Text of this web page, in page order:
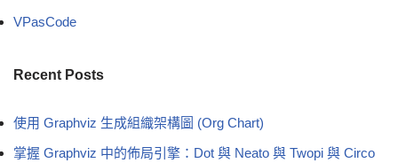
VPasCode
Recent Posts
使用 Graphviz 生成組織架構圖 (Org Chart)
掌握 Graphviz 中的佈局引擎：Dot 與 Neato 與 Twopi 與 Circo